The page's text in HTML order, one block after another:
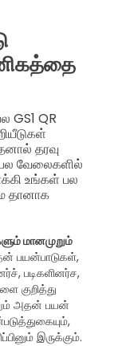
GS1 QR
தரவு
வேலைகளில்
உங்கள் பல
தானாக
மானமுறும்
பயன்பாடுகள்,
படிகளினர்ச,
குறித்து
அதன் பயன்
இருக்கும்.